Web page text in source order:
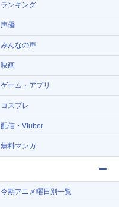
ランキング
声優
みんなの声
映画
ゲーム・アプリ
コスプレ
配信・Vtuber
無料マンガ
今期アニメ曜日別一覧